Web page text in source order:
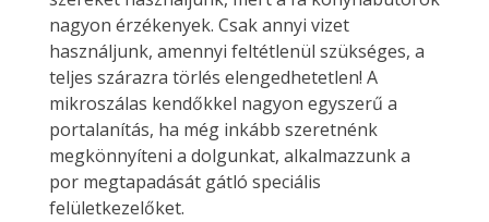
nagyon érzékenyek. Csak annyi vizet
használjunk, amennyi feltétlenül szükséges, a
teljes szárazra törlés elengedhetetlen! A
mikroszálas kendőkkel nagyon egyszerű a
portalanítás, ha még inkább szeretnénk
megkönnyíteni a dolgunkat, alkalmazzunk a
por megtapadását gátló speciális
felületkezelőket.